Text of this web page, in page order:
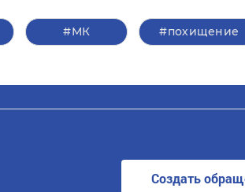
#МК #похищение
Создать